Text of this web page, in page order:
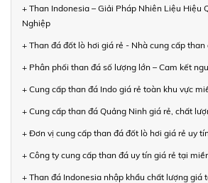
+ Than Indonesia – Giải Pháp Nhiên Liệu Hiệu
Nghiệp
+ Than đá đốt lò hơi giá rẻ - Nhà cung cấp than
+ Phân phối than đá số lượng lớn – Cam kết
+ Cung cấp than đá Indo giá rẻ toàn khu vực
+ Cung cấp than đá Quảng Ninh giá rẻ, chất
+ Đơn vị cung cấp than đá đốt lò hơi giá rẻ uy
+ Công ty cung cấp than đá uy tín giá rẻ tại
+ Than đá Indonesia nhập khẩu chất lượng giá